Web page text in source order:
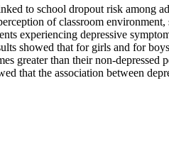
to school dropout risk among
of classroom
experiencing depressive
showed that for girls and for
greater than their non-depressed
that the association between